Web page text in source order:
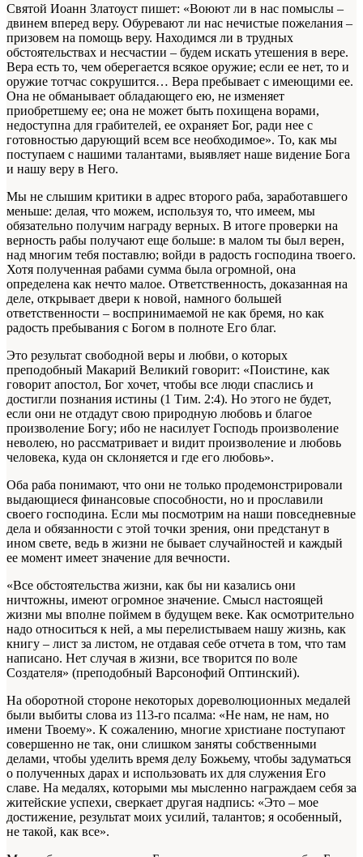
Святой Иоанн Златоуст пишет: «Воюют ли в нас помыслы –
двинем вперед веру. Обуревают ли нас нечистые пожелания –
призовем на помощь веру. Находимся ли в трудных
обстоятельствах и несчастии – будем искать утешения в вере.
Вера есть то, чем оберегается всякое оружие; если ее нет, то и
оружие тотчас сокрушится… Вера пребывает с имеющими ее.
Она не обманывает обладающего ею, не изменяет
приобретшему ее; она не может быть похищена ворами,
недоступна для грабителей, ее охраняет Бог, ради нее с
готовностью дарующий всем все необходимое». То, как мы
поступаем с нашими талантами, выявляет наше видение Бога
и нашу веру в Него.
Мы не слышим критики в адрес второго раба, заработавшего
меньше: делая, что можем, используя то, что имеем, мы
обязательно получим награду верных. В итоге проверки на
верность рабы получают еще больше: в малом ты был верен,
над многим тебя поставлю; войди в радость господина твоего.
Хотя полученная рабами сумма была огромной, она
определена как нечто малое. Ответственность, доказанная на
деле, открывает двери к новой, намного большей
ответственности – воспринимаемой не как бремя, но как
радость пребывания с Богом в полноте Его благ.
Это результат свободной веры и любви, о которых
преподобный Макарий Великий говорит: «Поистине, как
говорит апостол, Бог хочет, чтобы все люди спаслись и
достигли познания истины (1 Тим. 2:4). Но этого не будет,
если они не отдадут свою природную любовь и благое
произволение Богу; ибо не насилует Господь произволение
неволею, но рассматривает и видит произволение и любовь
человека, куда он склоняется и где его любовь».
Оба раба понимают, что они не только продемонстрировали
выдающиеся финансовые способности, но и прославили
своего господина. Если мы посмотрим на наши повседневные
дела и обязанности с этой точки зрения, они предстанут в
ином свете, ведь в жизни не бывает случайностей и каждый
ее момент имеет значение для вечности.
«Все обстоятельства жизни, как бы ни казались они
ничтожны, имеют огромное значение. Смысл настоящей
жизни мы вполне поймем в будущем веке. Как осмотрительно
надо относиться к ней, а мы перелистываем нашу жизнь, как
книгу – лист за листом, не отдавая себе отчета в том, что там
написано. Нет случая в жизни, все творится по воле
Создателя» (преподобный Варсонофий Оптинский).
На оборотной стороне некоторых дореволюционных медалей
были выбиты слова из 113‑го псалма: «Не нам, не нам, но
имени Твоему». К сожалению, многие христиане поступают
совершенно не так, они слишком заняты собственными
делами, чтобы уделить время делу Божьему, чтобы задуматься
о полученных дарах и использовать их для служения Его
славе. На медалях, которыми мы мысленно награждаем себя за
житейские успехи, сверкает другая надпись: «Это – мое
достижение, результат моих усилий, талантов; я особенный,
не такой, как все».